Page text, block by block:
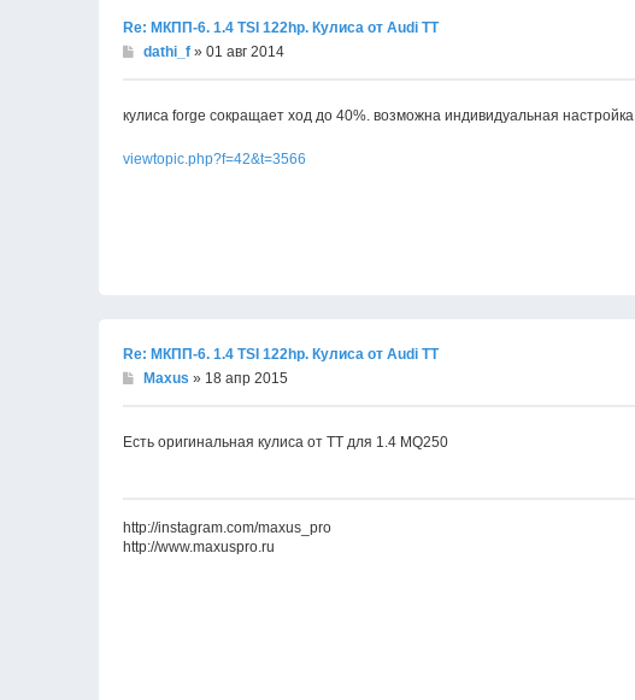
Re: МКПП-6. 1.4 TSI 122hp. Кулиса от Audi TT
dathi_f » 01 авг 2014
кулиса forge сокращает ход до 40%. возможна индивидуальная настройка
viewtopic.php?f=42&t=3566
Re: МКПП-6. 1.4 TSI 122hp. Кулиса от Audi TT
Maxus » 18 апр 2015
Есть оригинальная кулиса от ТТ для 1.4 MQ250
http://instagram.com/maxus_pro
http://www.maxuspro.ru